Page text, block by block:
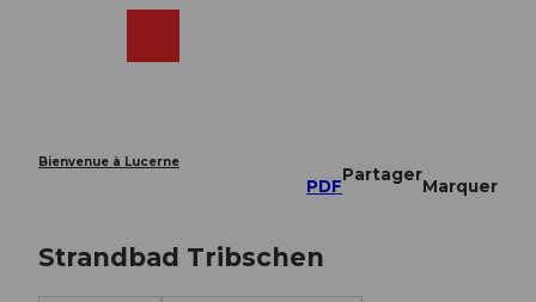
Bienvenue à Lucerne
PDF
Partager
Marquer
Strandbad Tribschen